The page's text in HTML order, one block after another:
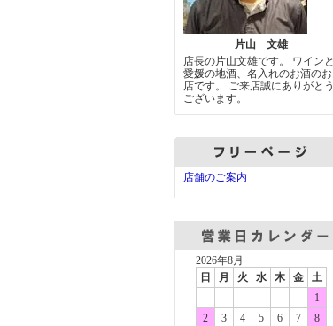
片山 文雄
店長の片山文雄です。 ワインと
愛媛の地酒、名入れのお酒のお
店です。 ご来店誠にありがとう
ございます。
店舗のご案内
2026年8月
日
月 火 水 木 金
土
1
2
3 4 5 6 7
8